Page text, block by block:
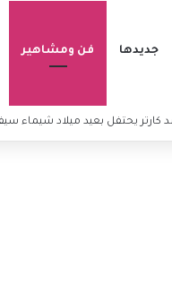
جديدها فن ومشاهير
شقيقه